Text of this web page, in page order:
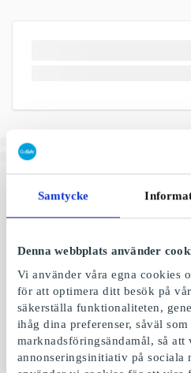
Samtycke
Denna webbplats använder
Vi använder våra egna cookies
för att optimera ditt besök på
säkerställa funktionaliteten,
ihåg dina preferenser, såväl
marknadsföringsändamål, så
annonseringsinitiativ på